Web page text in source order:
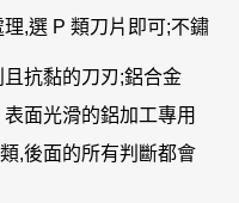
,選 P 類刀片即可;不鏽
抗黏的刀刃;鋁合金
面光滑的鋁加工專用
,後面的所有判斷都會